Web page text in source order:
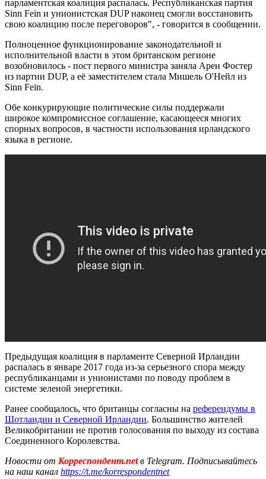
парламентская коалиция распалась. Республиканская партия
Sinn Fein и унионистская DUP наконец смогли восстановить
свою коалицию после переговоров", - говорится в сообщении.
Полноценное функционирование законодательной и
исполнительной власти в этом британском регионе
возобновилось - пост первого министра заняла Арен Фостер
из партии DUP, а её заместителем стала Мишель О'Нейл из
Sinn Fein.
Обе конкурирующие политические силы поддержали
широкое компромиссное соглашение, касающееся многих
спорных вопросов, в частности использования ирландского
языка в регионе.
Предыдущая коалиция в парламенте Северной Ирландии
распалась в январе 2017 года из-за серьезного спора между
республиканцами и унионистами по поводу проблем в
системе зеленой энергетики.
Ранее сообщалось, что британцы согласны на референдумы в
Шотландии и Северной Ирландии. Большинство жителей
Великобритании не против голосования по выходу из состава
Соединенного Королевства.
Новости от Корреспондент.netв Telegram. Подписывайтесь
на наш канал https://t.me/korrespondentnet